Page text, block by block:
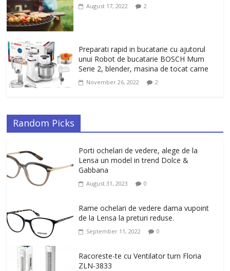
August 17, 2022 2
Preparati rapid in bucatarie cu ajutorul
unui Robot de bucatarie BOSCH Mum
Serie 2, blender, masina de tocat carne
November 26, 2022 2
Random Picks
Porti ochelari de vedere, alege de la
Lensa un model in trend Dolce &
Gabbana
August 31, 2023 0
Rame ochelari de vedere dama vupoint
de la Lensa la preturi reduse.
September 11, 2022 0
Racoreste-te cu Ventilator turn Floria
ZLN-3833